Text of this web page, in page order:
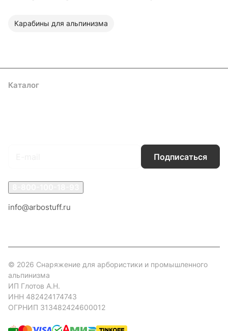
Карабины для альпинизма
Каталог
Подписаться
info@arbostuff.ru
© 2026 Снаряжение для арбористики и промышленного
альпинизма
ИП Глотов А.Н.
ИНН 482424174743
ОГРНИП 313482424600012